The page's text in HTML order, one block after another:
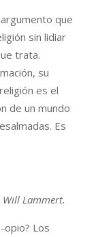
que
sin lidiar
trata.
su
es el
de un mundo
Es
Lammert.
opio? Los